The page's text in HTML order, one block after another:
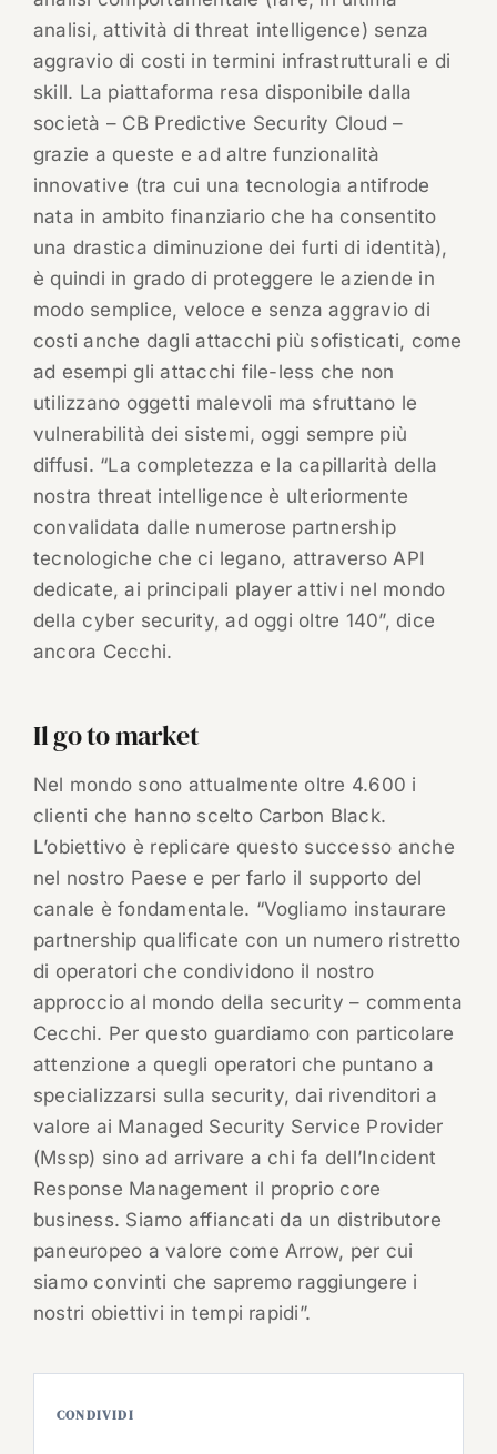
analisi, attività di threat intelligence) senza
aggravio di costi in termini infrastrutturali e di
skill. La piattaforma resa disponibile dalla
società – CB Predictive Security Cloud –
grazie a queste e ad altre funzionalità
innovative (tra cui una tecnologia antifrode
nata in ambito finanziario che ha consentito
una drastica diminuzione dei furti di identità),
è quindi in grado di proteggere le aziende in
modo semplice, veloce e senza aggravio di
costi anche dagli attacchi più sofisticati, come
ad esempi gli attacchi file-less che non
utilizzano oggetti malevoli ma sfruttano le
vulnerabilità dei sistemi, oggi sempre più
diffusi. “La completezza e la capillarità della
nostra threat intelligence è ulteriormente
convalidata dalle numerose partnership
tecnologiche che ci legano, attraverso API
dedicate, ai principali player attivi nel mondo
della cyber security, ad oggi oltre 140”, dice
ancora Cecchi.
Il go to market
Nel mondo sono attualmente oltre 4.600 i
clienti che hanno scelto Carbon Black.
L’obiettivo è replicare questo successo anche
nel nostro Paese e per farlo il supporto del
canale è fondamentale. “Vogliamo instaurare
partnership qualificate con un numero ristretto
di operatori che condividono il nostro
approccio al mondo della security – commenta
Cecchi. Per questo guardiamo con particolare
attenzione a quegli operatori che puntano a
specializzarsi sulla security, dai rivenditori a
valore ai Managed Security Service Provider
(Mssp) sino ad arrivare a chi fa dell’Incident
Response Management il proprio core
business. Siamo affiancati da un distributore
paneuropeo a valore come Arrow, per cui
siamo convinti che sapremo raggiungere i
nostri obiettivi in tempi rapidi”.
CONDIVIDI